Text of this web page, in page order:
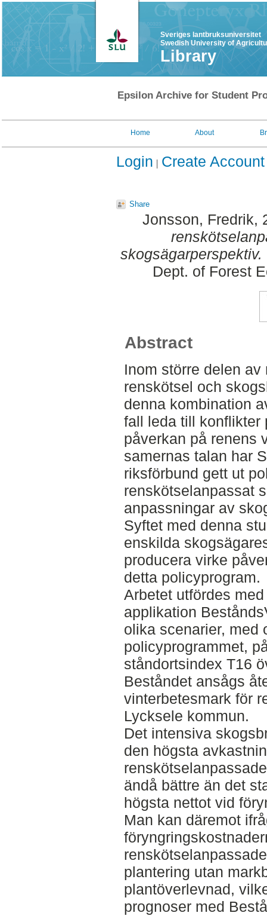
Sveriges lantbruksuniversitet
Swedish University of
Library
Epsilon Archive for Student
Home About
Login Create Account
Share
Jonsson, Fredrik,
skogsägarperspektiv.
Dept. of Forest
Abstract
Inom större delen
renskötsel och
denna kombination
fall leda till konflikter
påverkan på renens
samernas talan har
riksförbund gett ut
renskötselanpassat
anpassningar av
Syftet med denna
enskilda
producera virke
detta policyprogram.
Arbetet utfördes
applikation
olika scenarier, med
policyprogrammet,
ståndortsindex T16
Beståndet ansågs
vinterbetesmark för
Lycksele kommun.
Det intensiva
den högsta
ändå bättre än det
högsta nettot vid
Man kan däremot
plantering utan
plantöverlevnad,
prognoser med